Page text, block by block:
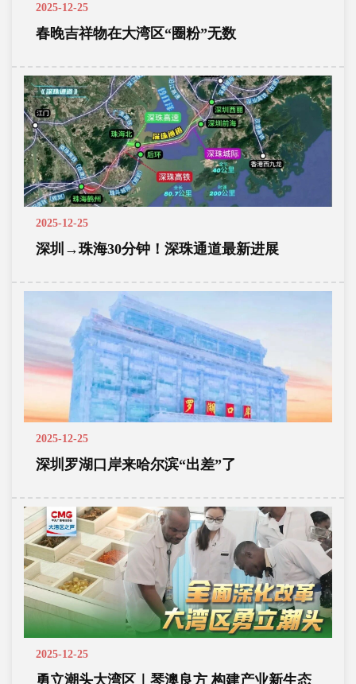
2025-12-25
春晚吉祥物在大湾区“圈粉”无数
2025-12-25
深圳→珠海30分钟！深珠通道最新进展
2025-12-25
深圳罗湖口岸来哈尔滨“出差”了
2025-12-25
勇立潮头大湾区｜琴澳良方 构建产业新生态